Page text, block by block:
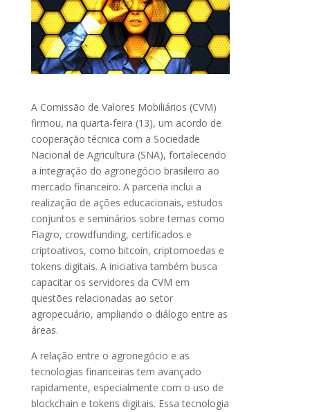
A Comissão de Valores Mobiliários (CVM)
firmou, na quarta-feira (13), um acordo de
cooperação técnica com a Sociedade
Nacional de Agricultura (SNA), fortalecendo
a integração do agronegócio brasileiro ao
mercado financeiro. A parceria inclui a
realização de ações educacionais, estudos
conjuntos e seminários sobre temas como
Fiagro, crowdfunding, certificados e
criptoativos, como bitcoin, criptomoedas e
tokens digitais. A iniciativa também busca
capacitar os servidores da CVM em
questões relacionadas ao setor
agropecuário, ampliando o diálogo entre as
áreas.
A relação entre o agronegócio e as
tecnologias financeiras tem avançado
rapidamente, especialmente com o uso de
blockchain e tokens digitais. Essa tecnologia